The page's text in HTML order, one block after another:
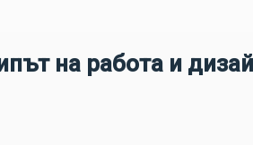
на работа и